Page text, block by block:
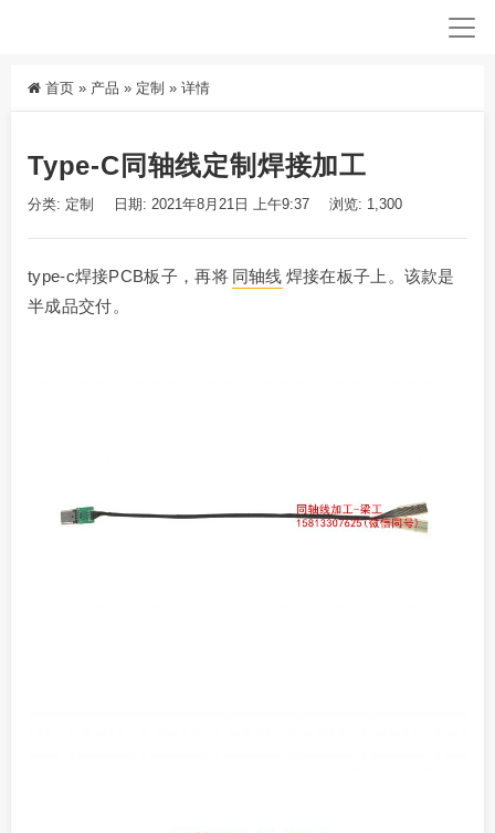
首页 » 产品 » 定制 » 详情
Type-C同轴线定制焊接加工
分类: 定制 日期: 2021年8月21日 上午9:37 浏览: 1,300
type-c焊接PCB板子，再将 同轴线 焊接在板子上。该款是
半成品交付。